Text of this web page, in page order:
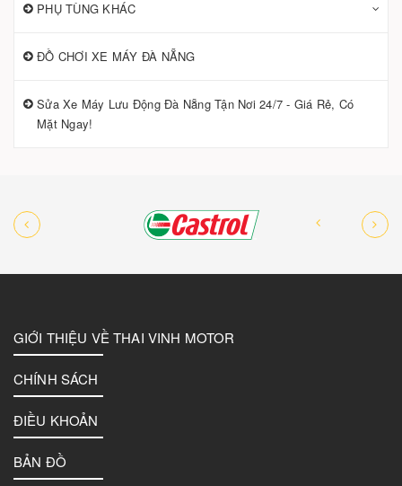
PHỤ TÙNG KHÁC
ĐỒ CHƠI XE MÁY ĐÀ NẴNG
Sửa Xe Máy Lưu Động Đà Nẵng Tận Nơi 24/7 - Giá Rẻ, Có
Mặt Ngay!
GIỚI THIỆU VỀ THAI VINH MOTOR
CHÍNH SÁCH
ĐIỀU KHOẢN
BẢN ĐỒ